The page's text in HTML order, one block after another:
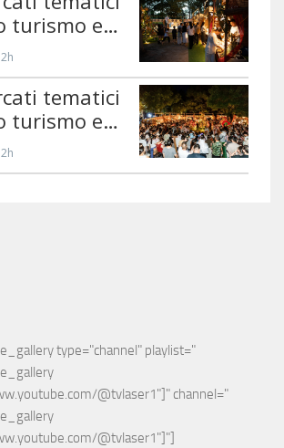
type="channel" playlist="
@tvlaser1"]" channel="
@tvlaser1"]"]